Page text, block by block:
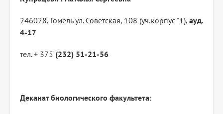
246028, Гомель ул. Советская, 108 (уч.корпус "1), ауд.
4-17
тел. + 375 (232) 51-21-56
Деканат биологического факультета: